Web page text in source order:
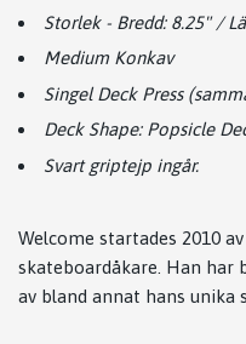
Storlek - Bredd: 8.25" /
Medium Konkav
Singel Deck Press
Deck Shape: Popsicle
Svart griptejp ingår.
Welcome startades 2010
skateboardåkare. Han har
av bland annat hans unika